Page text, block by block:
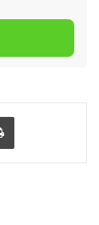
Imprimir